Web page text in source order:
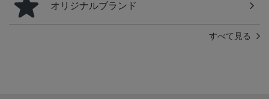
オリジナルブランド
すべて見る